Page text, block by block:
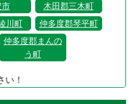
市
木田郡三木町
川町
仲多度郡琴平町
仲多度郡まんの
う町
い！